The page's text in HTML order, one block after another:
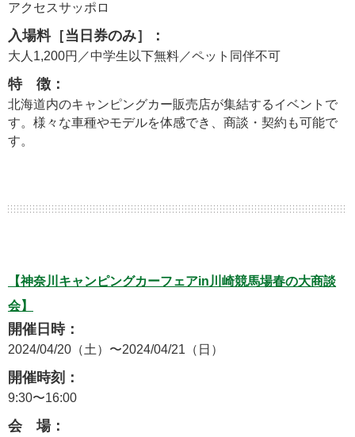
アクセスサッポロ
入場料［当日券のみ］：
大人1,200円／中学生以下無料／ペット同伴不可
特 徴：
北海道内のキャンピングカー販売店が集結するイベントで
す。様々な車種やモデルを体感でき、商談・契約も可能で
す。
【神奈川キャンピングカーフェアin川崎競馬場春の大商談
会】
開催日時：
2024/04/20（土）〜2024/04/21（日）
開催時刻：
9:30〜16:00
会 場：